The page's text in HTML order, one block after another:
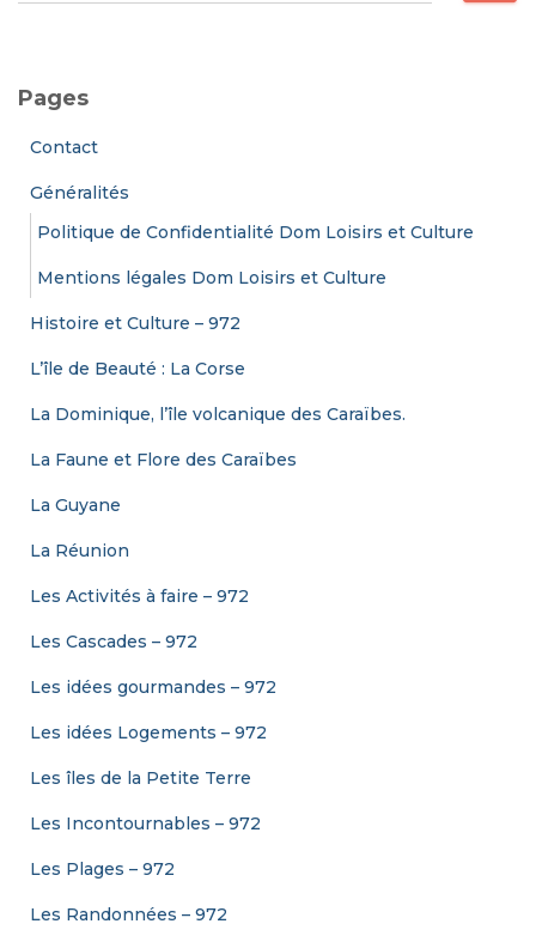
rPages
Contact
Généralités
Politique de Confidentialité Dom Loisirs et Culture
Mentions légales Dom Loisirs et Culture
Histoire et Culture – 972
L’île de Beauté : La Corse
La Dominique, l’île volcanique des Caraïbes.
La Faune et Flore des Caraïbes
La Guyane
La Réunion
Les Activités à faire – 972
Les Cascades – 972
Les idées gourmandes – 972
Les idées Logements – 972
Les îles de la Petite Terre
Les Incontournables – 972
Les Plages – 972
Les Randonnées – 972